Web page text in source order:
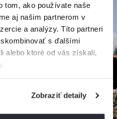
tom, ako používate naše
aj našim partnerom v
a analýzy. Títo partneri
s ďalšími
alebo ktoré od vás získali,
Zobraziť detaily